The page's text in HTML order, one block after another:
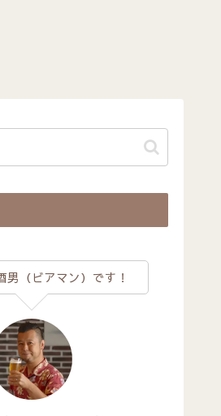
男（ビアマン）です！